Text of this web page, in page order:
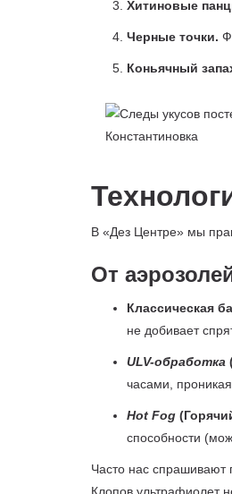
Хитиновые
Черные точки.
Коньячный
В «Дез Центре» мы
От
Классическая
не добивает
ULV-обработка
часами,
Hot Fog
способности
Часто нас спрашивают